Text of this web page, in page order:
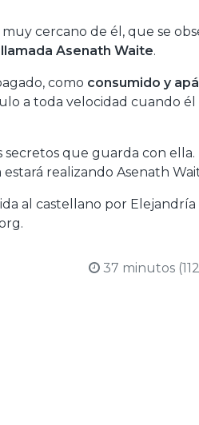
cercano de él, que se
Asenath Waite.
como consumido y
a toda velocidad cuando él
secretos que guarda con ella.
realizando Asenath
al castellano por Elejandría
37 minutos